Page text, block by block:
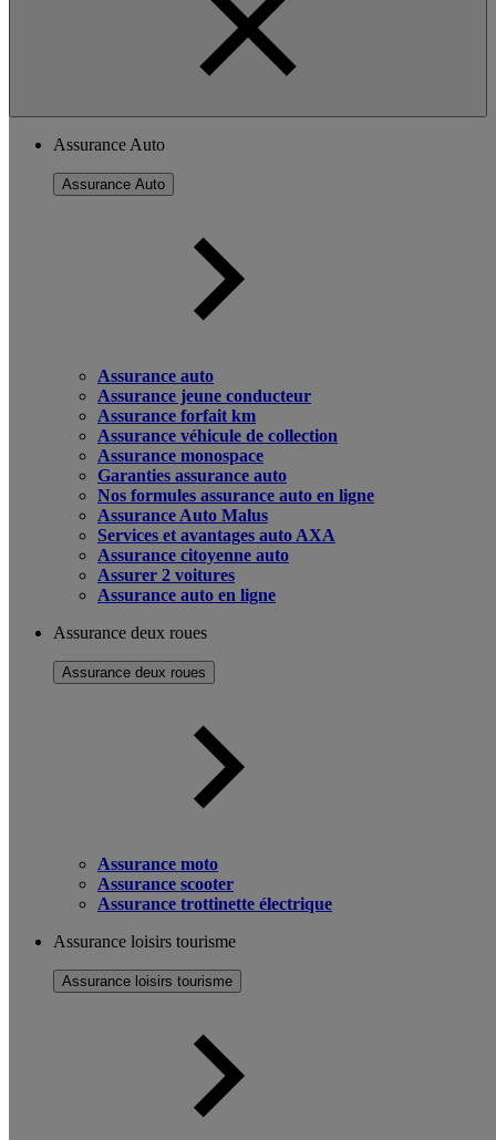
Assurance Auto
Assurance Auto
Assurance auto
Assurance jeune conducteur
Assurance forfait km
Assurance véhicule de collection
Assurance monospace
Garanties assurance auto
Nos formules assurance auto en ligne
Assurance Auto Malus
Services et avantages auto AXA
Assurance citoyenne auto
Assurer 2 voitures
Assurance auto en ligne
Assurance deux roues
Assurance deux roues
Assurance moto
Assurance scooter
Assurance trottinette électrique
Assurance loisirs tourisme
Assurance loisirs tourisme